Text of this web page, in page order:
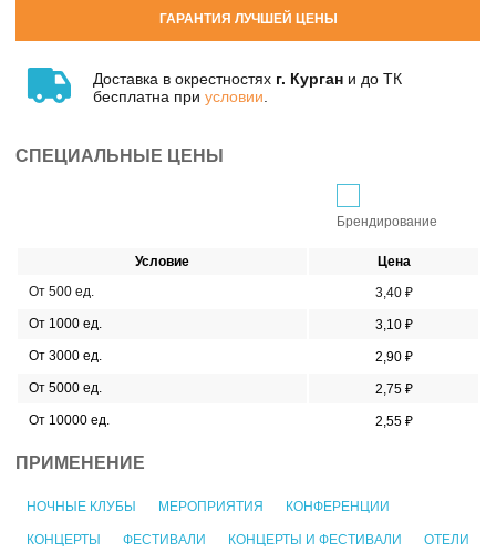
ГАРАНТИЯ ЛУЧШЕЙ ЦЕНЫ
Доставка в окрестностях г. Курган и до ТК
бесплатна при условии
СПЕЦИАЛЬНЫЕ ЦЕНЫ
Брендирование
Условие
Цена
От 500 ед.
3,40 ₽
От 1000 ед.
3,10 ₽
От 3000 ед.
2,90 ₽
От 5000 ед.
2,75 ₽
От 10000 ед.
2,55 ₽
ПРИМЕНЕНИЕ
НОЧНЫЕ КЛУБЫ МЕРОПРИЯТИЯ КОНФЕРЕНЦИИ
КОНЦЕРТЫ ФЕСТИВАЛИ КОНЦЕРТЫ И ФЕСТИВАЛИ ОТЕЛИ